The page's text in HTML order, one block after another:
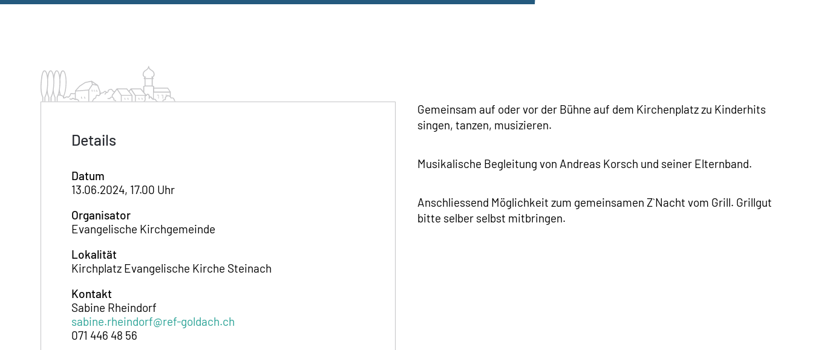
Details
Datum
13.06.2024, 17.00 Uhr
Organisator
Evangelische Kirchgemeinde
Lokalität
Kirchplatz Evangelische Kirche Steinach
Kontakt
Sabine Rheindorf
sabine.rheindorf@ref-goldach.ch
071 446 48 56
Gemeinsam auf oder vor der Bühne auf dem Kirchenplatz zu Kinderhits
singen, tanzen, musizieren.
Musikalische Begleitung von Andreas Korsch und seiner Elternband.
Anschliessend Möglichkeit zum gemeinsamen Z`Nacht vom Grill. Grillgut
bitte selber selbst mitbringen.